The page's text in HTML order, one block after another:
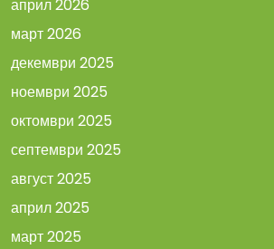
април 2026
март 2026
декември 2025
ноември 2025
октомври 2025
септември 2025
август 2025
април 2025
март 2025